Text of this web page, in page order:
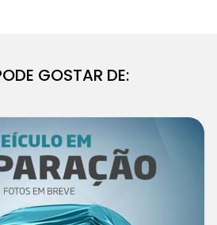
GOSTAR DE: